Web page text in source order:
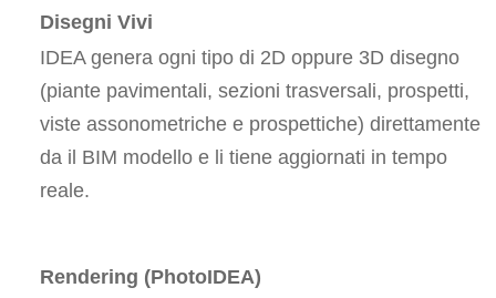
Disegni Vivi
IDEA genera ogni tipo di 2D oppure 3D disegno
(piante pavimentali, sezioni trasversali, prospetti,
viste assonometriche e prospettiche) direttamente
da il BIM modello e li tiene aggiornati in tempo
reale.
Rendering (PhotoIDEA)